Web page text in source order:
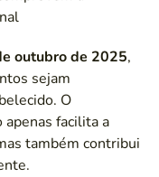
outubro de 2025,
sejam
O
facilita a
também contribui